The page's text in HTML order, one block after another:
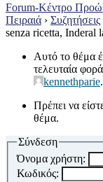
Forum-Κέντρο
Πειραιά › Συζητήσεις
senza ricetta, Inderal
Αυτό το θέμα
τελευταία φορά
kennethparie.
Πρέπει να
θέμα.
Σύνδεση
Όνομα χρήστη:
Κωδικός: